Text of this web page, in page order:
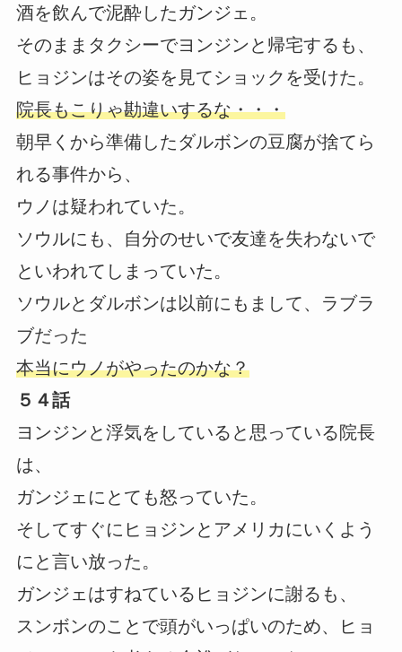
酒を飲んで泥酔したガンジェ。
そのままタクシーでヨンジンと帰宅するも、
ヒョジンはその姿を見てショックを受けた。
院長もこりゃ勘違いするな・・・
朝早くから準備したダルボンの豆腐が捨てら
れる事件から、
ウノは疑われていた。
ソウルにも、自分のせいで友達を失わないで
といわれてしまっていた。
ソウルとダルボンは以前にもまして、ラブラ
ブだった
本当にウノがやったのかな？
５４話
ヨンジンと浮気をしていると思っている院長
は、
ガンジェにとても怒っていた。
そしてすぐにヒョジンとアメリカにいくよう
にと言い放った。
ガンジェはすねているヒョジンに謝るも、
スンボンのことで頭がいっぱいのため、ヒョ